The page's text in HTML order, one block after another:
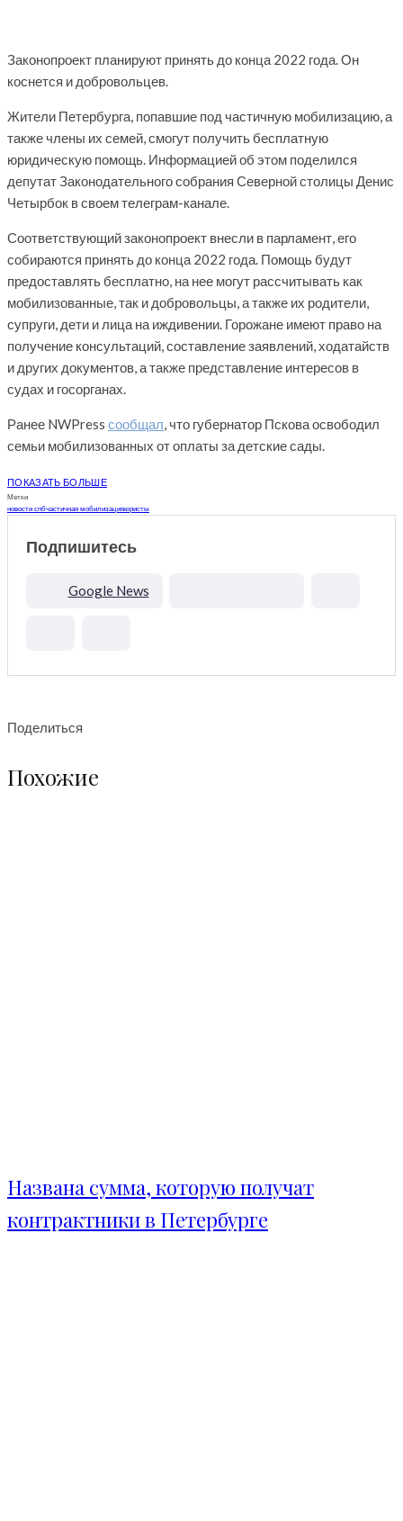
Законопроект планируют принять до конца 2022 года. Он
коснется и добровольцев.
Жители Петербурга, попавшие под частичную мобилизацию, а
также члены их семей, смогут получить бесплатную
юридическую помощь. Информацией об этом поделился
депутат Законодательного собрания Северной столицы Денис
Четырбок в своем телеграм-канале.
Соответствующий законопроект внесли в парламент, его
собираются принять до конца 2022 года. Помощь будут
предоставлять бесплатно, на нее могут рассчитывать как
мобилизованные, так и добровольцы, а также их родители,
супруги, дети и лица на иждивении. Горожане имеют право на
получение консультаций, составление заявлений, ходатайств
и других документов, а также представление интересов в
судах и госорганах.
Ранее NWPress сообщал, что губернатор Пскова освободил
семьи мобилизованных от оплаты за детские сады.
ПОКАЗАТЬ БОЛЬШЕ
Метки
новости спбчастичная мобилизацияюристы
Подпишитесь
Google News
Поделиться
Похожие
Названа сумма, которую получат
контрактники в Петербурге